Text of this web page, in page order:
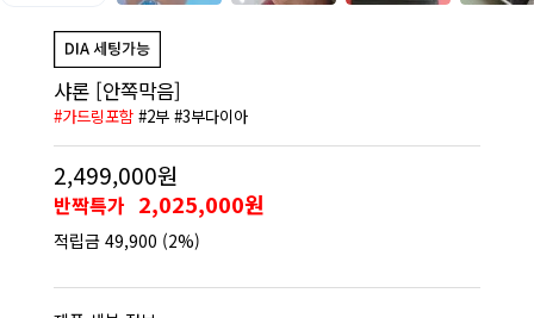
샤론 [안쪽막음]
#가드링포함#2부 #3부다이아
2,499,000원
반짝특가 2,025,000원
적립금 49,900 (2%)